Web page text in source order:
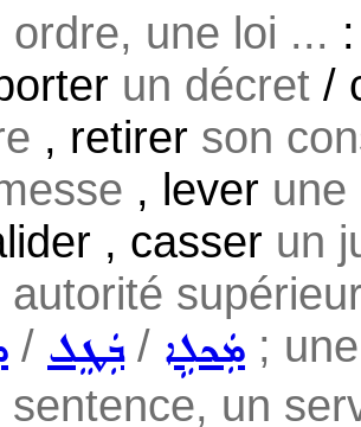
ordre, une loi ...
un décret /
, retirer son
, lever une
, casser un
autorité
/ ܒܲܛܸܠ/ ܡܲܟܠܹܐ ;
sentence, un